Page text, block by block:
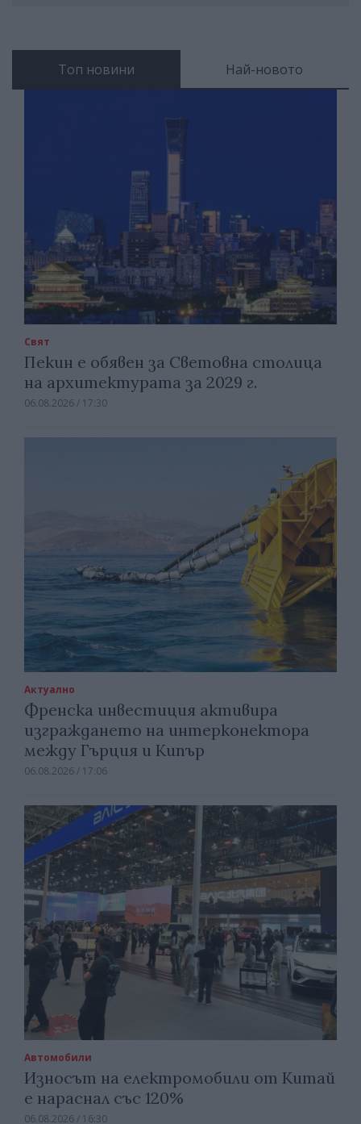
Топ новини Най-новото
Свят
Пекин е обявен за Световна столица
на архитектурата за 2029 г.
06.08.2026 / 17:30
Актуално
Френска инвестиция активира
изграждането на интерконектора
между Гърция и Кипър
06.08.2026 / 17:06
Автомобили
Износът на електромобили от Китай
е нараснал със 120%
06.08.2026 / 16:30